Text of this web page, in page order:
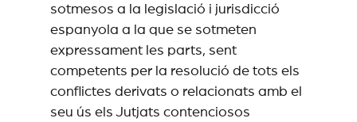
sotmesos a la legislació i jurisdicció
espanyola a la que se sotmeten
expressament les parts, sent
competents per la resolució de tots els
conflictes derivats o relacionats amb el
seu ús els Jutjats contenciosos